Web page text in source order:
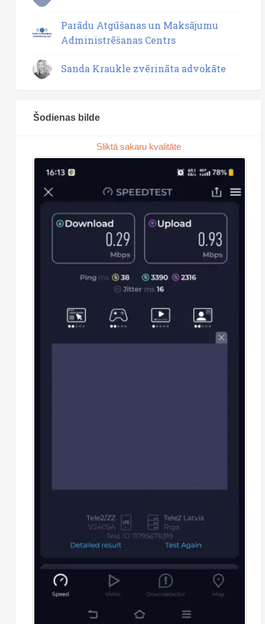
Parādu Atgūšanas un Maksājumu
Administrēšanas Centrs
Sanda Kraukle zvērināta advokāte
Šodienas bilde
Sliktā sakaru kvalitāte